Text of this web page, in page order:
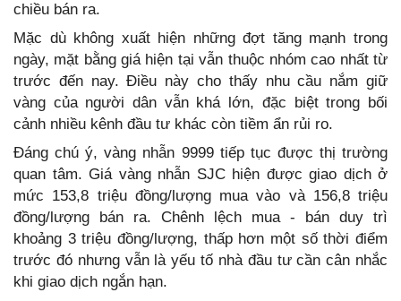
chiều bán ra.
Mặc dù không xuất hiện những đợt tăng mạnh trong
ngày, mặt bằng giá hiện tại vẫn thuộc nhóm cao nhất từ
trước đến nay. Điều này cho thấy nhu cầu nắm giữ
vàng của người dân vẫn khá lớn, đặc biệt trong bối
cảnh nhiều kênh đầu tư khác còn tiềm ẩn rủi ro.
Đáng chú ý, vàng nhẫn 9999 tiếp tục được thị trường
quan tâm. Giá vàng nhẫn SJC hiện được giao dịch ở
mức 153,8 triệu đồng/lượng mua vào và 156,8 triệu
đồng/lượng bán ra. Chênh lệch mua - bán duy trì
khoảng 3 triệu đồng/lượng, thấp hơn một số thời điểm
trước đó nhưng vẫn là yếu tố nhà đầu tư cần cân nhắc
khi giao dịch ngắn hạn.